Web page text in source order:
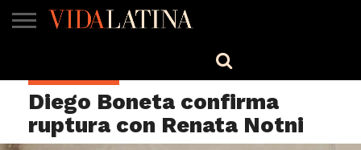
TV
Diego Boneta confirma
ruptura con Renata Notni